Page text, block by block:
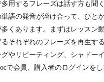
用するフレーズは話す方も聞
語の発音が溶け合って、ひと
くあります。まずはレッスン
それぞれのフレーズを再生す
やリピーティング、シャドー
で会員、購入者のログインを